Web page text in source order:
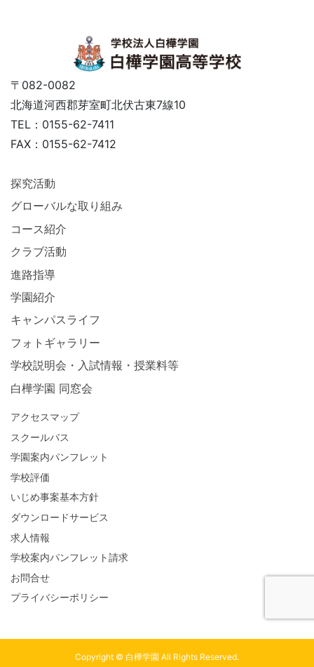
〒082-0082
北海道河西郡芽室町北伏古東7線10
TEL：0155-62-7411
FAX：0155-62-7412
探究活動
グローバルな取り組み
コース紹介
クラブ活動
進路指導
学園紹介
キャンパスライフ
フォトギャラリー
学校説明会・入試情報・授業料等
白樺学園 同窓会
アクセスマップ
スクールバス
学園案内パンフレット
学校評価
いじめ事案基本方針
ダウンロードサービス
求人情報
学校案内パンフレット請求
お問合せ
プライバシーポリシー
Copyright © 白樺学園 All Rights Reserved.